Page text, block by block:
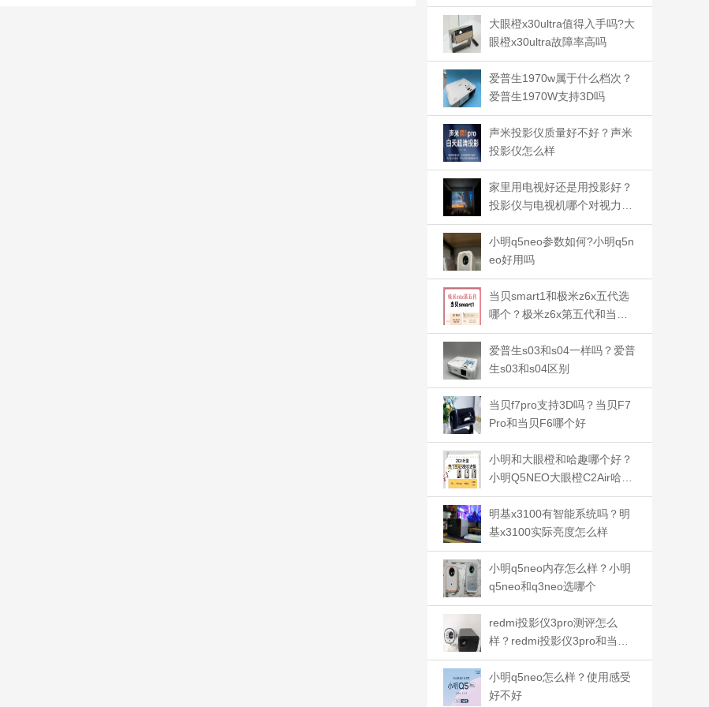
大眼橙x30ultra值得入手吗?大
眼橙x30ultra故障率高吗
爱普生1970w属于什么档次？
爱普生1970W支持3D吗
声米投影仪质量好不好？声米
投影仪怎么样
家里用电视好还是用投影好？
投影仪与电视机哪个对视力影
响小
小明q5neo参数如何?小明q5n
eo好用吗
当贝smart1和极米z6x五代选
哪个？极米z6x第五代和当贝s
mart1哪个好
爱普生s03和s04一样吗？爱普
生s03和s04区别
当贝f7pro支持3D吗？当贝F7
Pro和当贝F6哪个好
小明和大眼橙和哈趣哪个好？
小明Q5NEO大眼橙C2Air哈趣
Q1应该如何选
明基x3100有智能系统吗？明
基x3100实际亮度怎么样
小明q5neo内存怎么样？小明
q5neo和q3neo选哪个
redmi投影仪3pro测评怎么
样？redmi投影仪3pro和当贝s
mart1哪个好
小明q5neo怎么样？使用感受
好不好